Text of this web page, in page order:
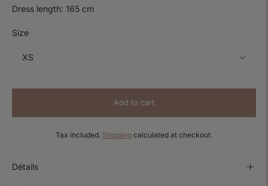
Dress length: 165 cm
Size
Add to cart
Tax included. Shipping calculated at checkout.
Détails